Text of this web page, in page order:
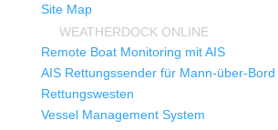
Site Map
WEATHERDOCK ONLINE
Remote Boat Monitoring mit AIS
AIS Rettungssender für Mann-über-Bord
Rettungswesten
Vessel Management System